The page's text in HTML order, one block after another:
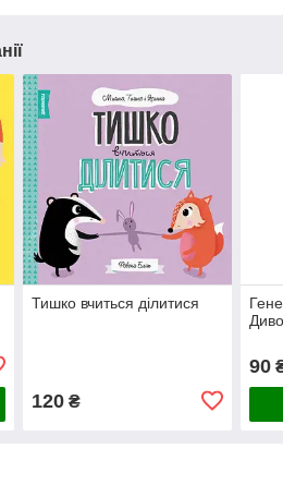
Тишко вчиться ділитися
120₴
90